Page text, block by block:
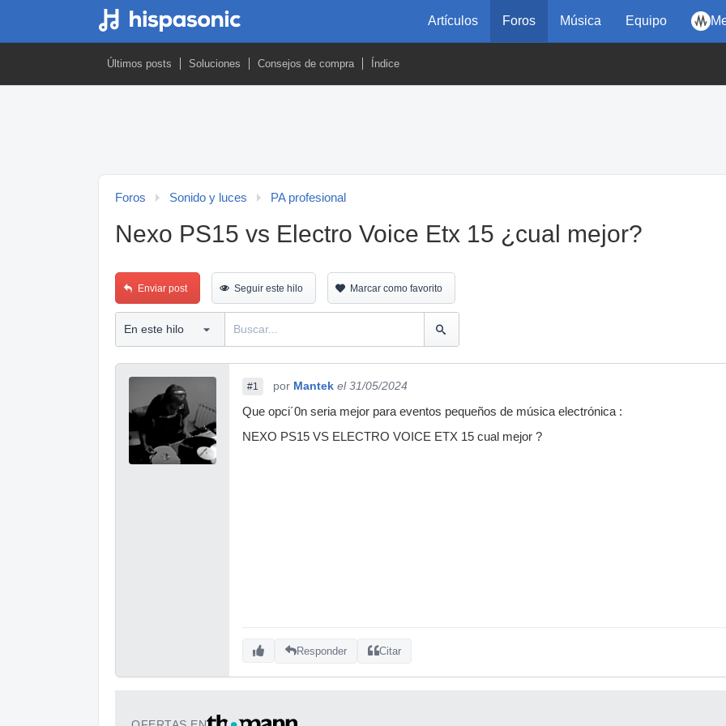
Artículos Foros Música Equipo
Últimos posts Soluciones Consejos de compra Índice
Foros Sonido y luces PA profesional
Nexo PS15 vs Electro Voice Etx 15 ¿cual mejor?
Enviar post Seguir este hilo Marcar como favorito
#1 por Mantek el 31/05/2024
Que opci´0n seria mejor para eventos pequeños de música electrónica :
NEXO PS15 VS ELECTRO VOICE ETX 15 cual mejor ?
Responder Citar